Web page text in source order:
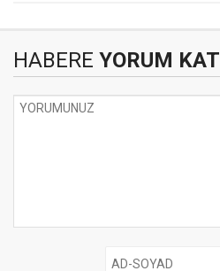
HABERE YORUM KAT